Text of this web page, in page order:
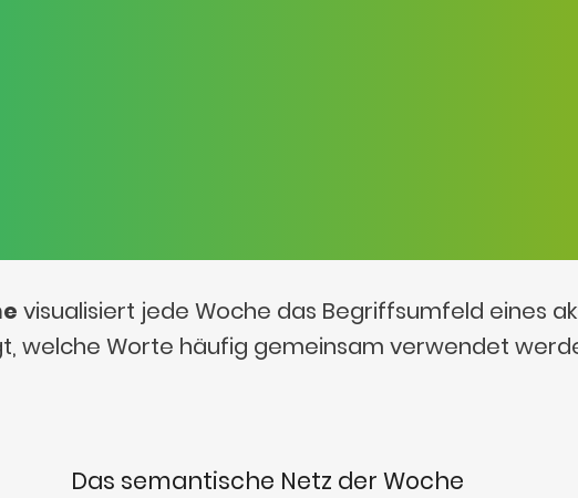
visualisiert jede Woche das Begriffsumfeld eines
welche Worte häufig gemeinsam verwendet
Das semantische Netz der Woche